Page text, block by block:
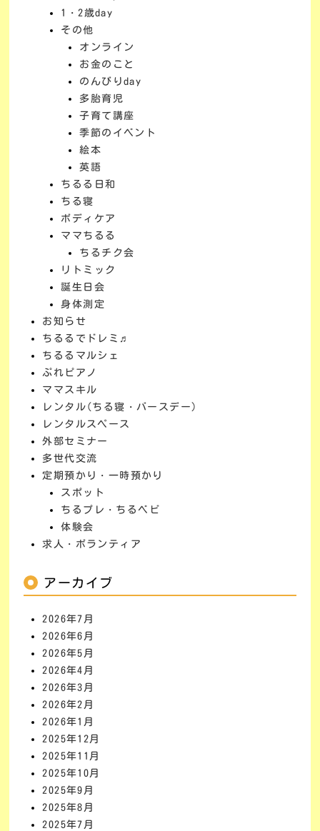
1・2歳day
その他
オンライン
お金のこと
のんびりday
多胎育児
子育て講座
季節のイベント
絵本
英語
ちるる日和
ちる寝
ボディケア
ママちるる
ちるチク会
リトミック
誕生日会
身体測定
お知らせ
ちるるでドレミ♬
ちるるマルシェ
ぷれピアノ
ママスキル
レンタル(ちる寝・バースデー)
レンタルスペース
外部セミナー
多世代交流
定期預かり・一時預かり
スポット
ちるプレ・ちるベビ
体験会
求人・ボランティア
アーカイブ
2026年7月
2026年6月
2026年5月
2026年4月
2026年3月
2026年2月
2026年1月
2025年12月
2025年11月
2025年10月
2025年9月
2025年8月
2025年7月